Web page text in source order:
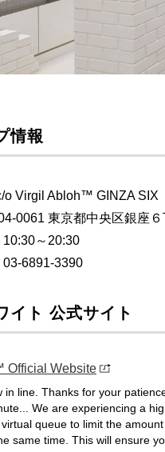
情報
o Virgil Abloh™ GINZA SIX
0061 東京都中央区銀座６
～20:30
03-6891-3390
イト 公式サイト
Official Website
in line. Thanks for your
We are experiencing a
queue to limit the
same time. This will ensure